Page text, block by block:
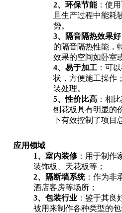
2、环保节能：使
且生产过程中能耗
势。
3、隔音隔热效果好
的隔音隔热性能，
效果的空间如卧室
4、易于加工 ：可
状，方便施工操作
装处理。
5、性价比高 ：相
刨花板具有明显的
下有效控制了项目
应用领域
1、室内装修 ：用于制作
装饰板、天花板等；
2、隔断墙系统：作为非
酒店客房等场所；
3、包装行业 ：鉴于其良
被用来制作各种类型的包